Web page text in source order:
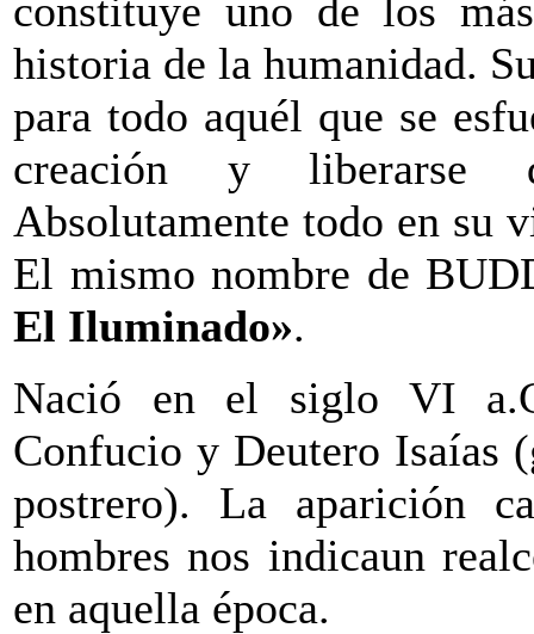
constituye uno de los
historia de la humanidad.
para todo aquél que se
creación y liberarse
Absolutamente todo en su
El mismo nombre de
El Iluminado».
Nació en el siglo VI
Confucio y Deutero Isaías
postrero). La aparición
hombres nos indicaun
en aquella época.